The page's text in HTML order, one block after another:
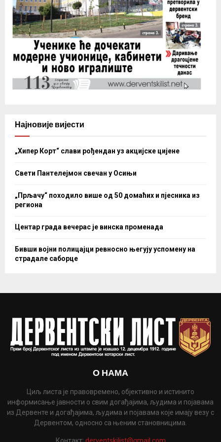
Најновије вијести
„Хипер Корт“ слави рођендан уз акцијске цијене
Свети Пантелејмон свечан у Осињи
„Прљачу“ походило више од 50 домаћих и пјесника из
региона
Центар града вечерас је винска променада
Бивши војни полицајци ревносно његују успомену на
страдале саборце
О НАМА
Циљ листа је правовремено, објективно и истинито
информисање јавности о свим догађајима, људима и појавама
из Дервенте и догађајима, људима и појавама које имају везу с
Дервентом, односно са њеним становницима.